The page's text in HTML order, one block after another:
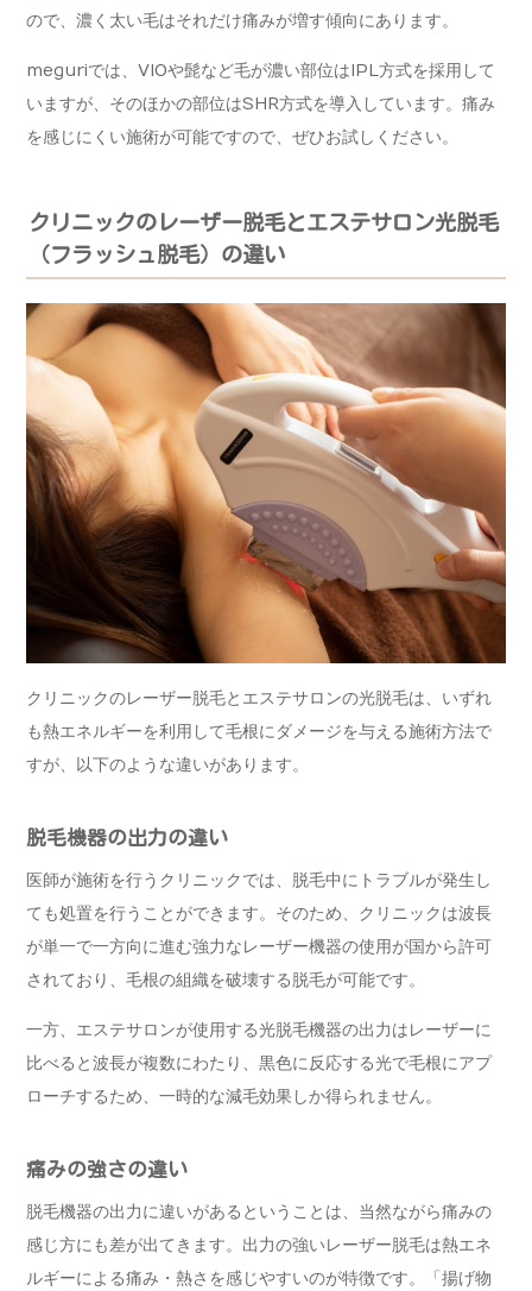
ので、濃く太い毛はそれだけ痛みが増す傾向にあります。
meguriでは、VIOや髭など毛が濃い部位はIPL方式を採用して
いますが、そのほかの部位はSHR方式を導入しています。痛み
を感じにくい施術が可能ですので、ぜひお試しください。
クリニックのレーザー脱毛とエステサロン光脱毛
（フラッシュ脱毛）の違い
クリニックのレーザー脱毛とエステサロンの光脱毛は、いずれ
も熱エネルギーを利用して毛根にダメージを与える施術方法で
すが、以下のような違いがあります。
脱毛機器の出力の違い
医師が施術を行うクリニックでは、脱毛中にトラブルが発生し
ても処置を行うことができます。そのため、クリニックは波長
が単一で一方向に進む強力なレーザー機器の使用が国から許可
されており、毛根の組織を破壊する脱毛が可能です。
一方、エステサロンが使用する光脱毛機器の出力はレーザーに
比べると波長が複数にわたり、黒色に反応する光で毛根にアプ
ローチするため、一時的な減毛効果しか得られません。
痛みの強さの違い
脱毛機器の出力に違いがあるということは、当然ながら痛みの
感じ方にも差が出てきます。出力の強いレーザー脱毛は熱エネ
ルギーによる痛み・熱さを感じやすいのが特徴です。「揚げ物